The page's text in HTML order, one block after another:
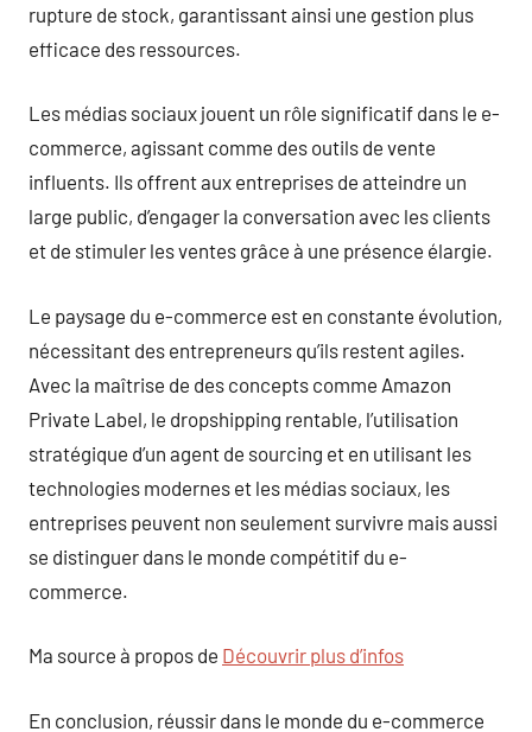
rupture de stock, garantissant ainsi une gestion plus
efficace des ressources.
Les médias sociaux jouent un rôle significatif dans le e-
commerce, agissant comme des outils de vente
influents. Ils offrent aux entreprises de atteindre un
large public, d’engager la conversation avec les clients
et de stimuler les ventes grâce à une présence élargie.
Le paysage du e-commerce est en constante évolution,
nécessitant des entrepreneurs qu’ils restent agiles.
Avec la maîtrise de des concepts comme Amazon
Private Label, le dropshipping rentable, l’utilisation
stratégique d’un agent de sourcing et en utilisant les
technologies modernes et les médias sociaux, les
entreprises peuvent non seulement survivre mais aussi
se distinguer dans le monde compétitif du e-
commerce.
Ma source à propos de Découvrir plus d’infos
En conclusion, réussir dans le monde du e-commerce